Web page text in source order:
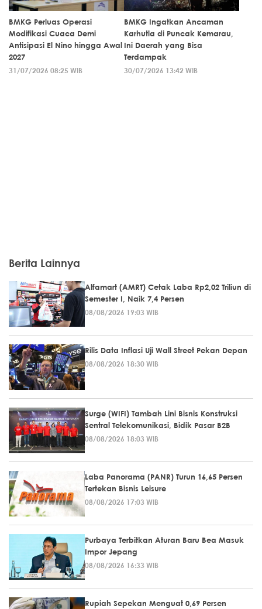
BMKG Perluas Operasi
Modifikasi Cuaca Demi
Antisipasi El Nino hingga Awal
2027
31/07/2026 08:25 WIB
BMKG Ingatkan Ancaman
Karhutla di Puncak Kemarau,
Ini Daerah yang Bisa
Terdampak
30/07/2026 13:42 WIB
Berita Lainnya
Alfamart (AMRT) Cetak Laba Rp2,02 Triliun di
Semester I, Naik 7,4 Persen
08/08/2026 19:03 WIB
Rilis Data Inflasi Uji Wall Street Pekan Depan
08/08/2026 18:30 WIB
Surge (WIFI) Tambah Lini Bisnis Konstruksi
Sentral Telekomunikasi, Bidik Pasar B2B
08/08/2026 18:03 WIB
Laba Panorama (PANR) Turun 16,65 Persen
Tertekan Bisnis Leisure
08/08/2026 17:03 WIB
Purbaya Terbitkan Aturan Baru Bea Masuk
Impor Jepang
08/08/2026 16:33 WIB
Rupiah Sepekan Menguat 0,69 Persen